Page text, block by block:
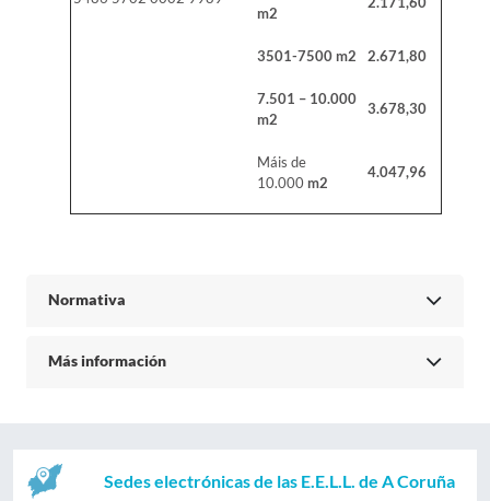
m2
3501-7500 m2 2.671,80
7.501 – 10.000
m2
3.678,30
Máis de
10.000 m2
4.047,96
Normativa
Más información
Sedes electrónicas de las E.E.L.L. de A Coruña